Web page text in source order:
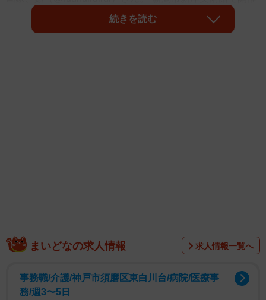
中の『連載完結記念 ゴールデンカムイ展』
を観に行った
ところ、ドキッとする光景を目撃したそうです。
ーなことになってて変な声出ちゃった」
そうつぶやき、 類さんがX（旧Twitter）に投稿したのは、
ロッカーの薄暗い窓の奥に見えるたくさんの「生首」……
続きを読む
まいどなの求人情報 求人情報一覧へ
事務職/介護/神戸市須磨区東白川台/病院/医療事
務/週3〜5日